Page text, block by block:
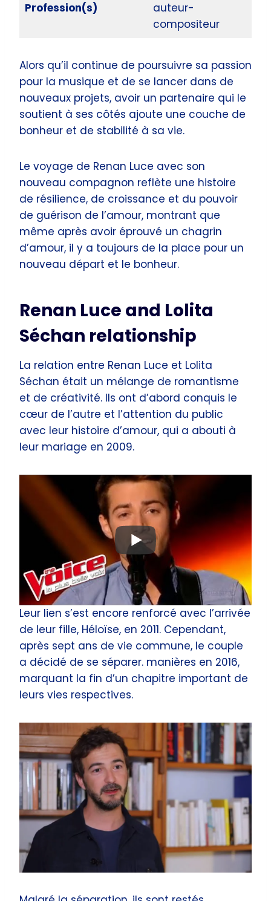
Profession(s)
auteur-
compositeur
Alors qu’il continue de poursuivre sa passion
pour la musique et de se lancer dans de
nouveaux projets, avoir un partenaire qui le
soutient à ses côtés ajoute une couche de
bonheur et de stabilité à sa vie.
Le voyage de Renan Luce avec son
nouveau compagnon reflète une histoire
de résilience, de croissance et du pouvoir
de guérison de l’amour, montrant que
même après avoir éprouvé un chagrin
d’amour, il y a toujours de la place pour un
nouveau départ et le bonheur.
Renan Luce and Lolita
Séchan relationship
La relation entre Renan Luce et Lolita
Séchan était un mélange de romantisme
et de créativité. Ils ont d’abord conquis le
cœur de l’autre et l’attention du public
avec leur histoire d’amour, qui a abouti à
leur mariage en 2009.
Leur lien s’est encore renforcé avec l’arrivée
de leur fille, Héloïse, en 2011. Cependant,
après sept ans de vie commune, le couple
a décidé de se séparer. manières en 2016,
marquant la fin d’un chapitre important de
leurs vies respectives.